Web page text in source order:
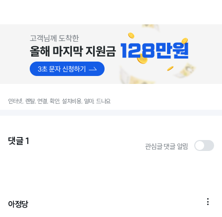
인터넷, 렌탈, 연결, 확안, 설치비용, 얼마, 드나요
댓글 1 관심글 댓글 알림
아정당 